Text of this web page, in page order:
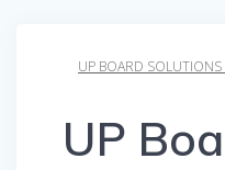
UP BOARD
UP